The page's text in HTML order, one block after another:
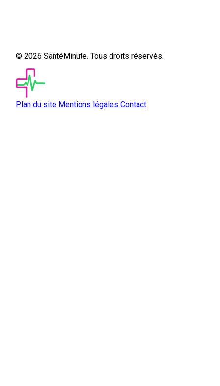
© 2026 SantéMinute. Tous droits réservés.
Plan du site Mentions légales Contact